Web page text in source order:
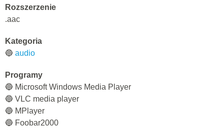
Rozszerzenie
.aac
Kategoria
🔵 audio
Programy
🔵 Microsoft Windows Media Player
🔵 VLC media player
🔵 MPlayer
🔵 Foobar2000